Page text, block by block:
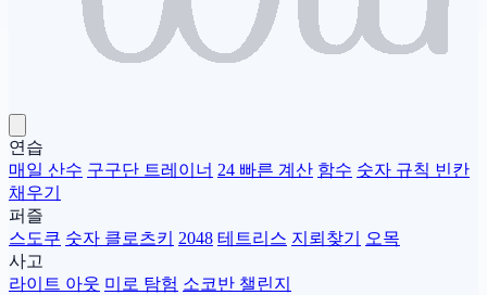
연습
매일 산수 구구단 트레이너 24 빠른 계산 함수 숫자 규칙 빈칸
채우기
퍼즐
스도쿠 숫자 클로츠키 2048 테트리스 지뢰찾기
오목
사고
라이트 아웃 미로 탐험 소코반 챌린지